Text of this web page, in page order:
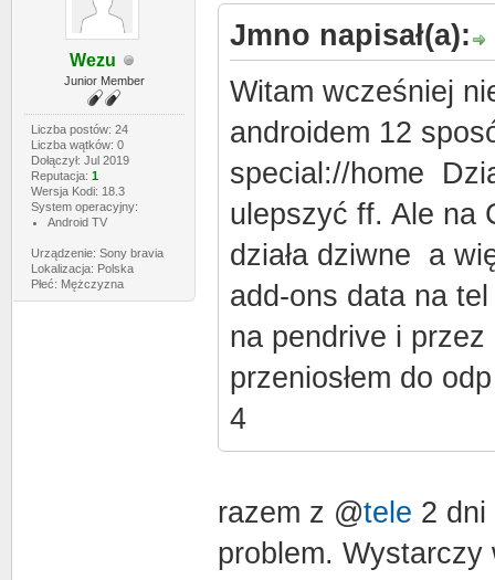
Wezu
Junior Member
Liczba postów: 24
Liczba wątków: 0
Dołączył: Jul 2019
Reputacja: 1
Wersja Kodi: 18.3
System operacyjny:
Android TV
Urządzenie: Sony bravia
Lokalizacja: Polska
Płeć: Mężczyzna
Jmno napisał(a):
Witam wcześniej
androidem 12
special://home
ulepszyć ff. Ale na
działa dziwne a
add-ons data na
na pendrive i
przeniosłem do
4
razem z @tele 2 dni
problem.